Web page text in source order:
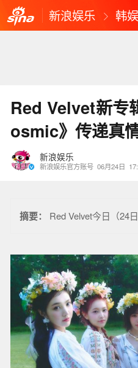
新浪娱乐 韩娱
Red Velvet新专
osmic》传递真
新浪娱乐
新浪娱乐官方账号 06月24日
摘要： Red Velvet今日（24